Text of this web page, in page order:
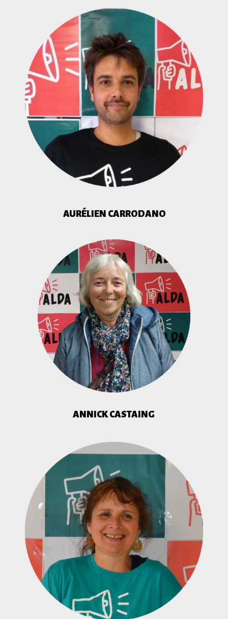
AURÉLIEN CARRODANO
ANNICK CASTAING